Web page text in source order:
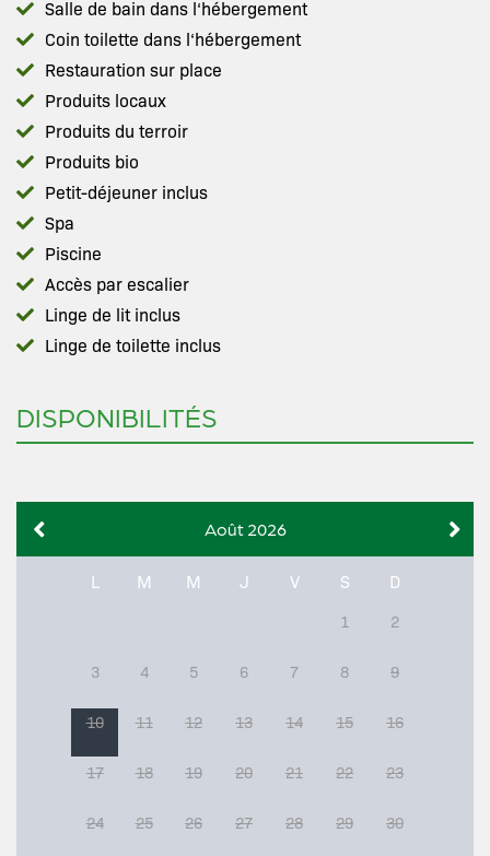
Salle de bain dans l‘hébergement
Coin toilette dans l‘hébergement
Restauration sur place
Produits locaux
Produits du terroir
Produits bio
Petit-déjeuner inclus
Spa
Piscine
Accès par escalier
Linge de lit inclus
Linge de toilette inclus
DISPONIBILITÉS
Août 2026
L M M J V S D
1 2
3 4 5 6 7 8 9
10 11 12 13 14 15 16
17 18 19 20 21 22 23
24 25 26 27 28 29 30